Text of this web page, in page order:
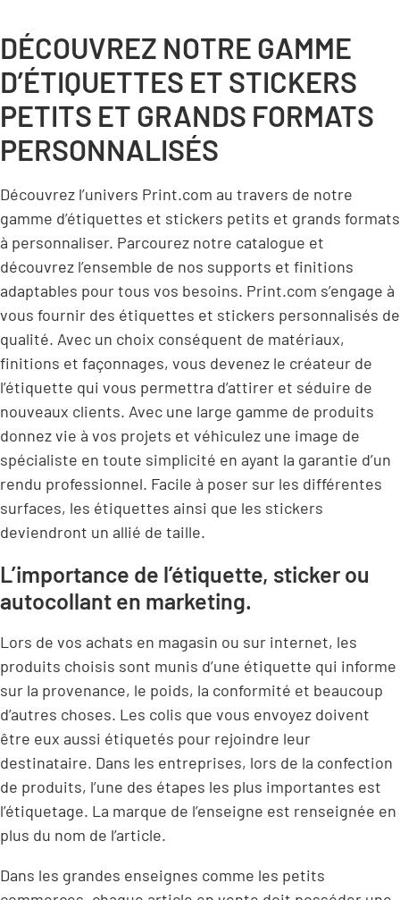
DÉCOUVREZ NOTRE GAMME
D’ÉTIQUETTES ET STICKERS
PETITS ET GRANDS FORMATS
PERSONNALISÉS
Découvrez l’univers Print.com au travers de notre
gamme d’étiquettes et stickers petits et grands formats
à personnaliser. Parcourez notre catalogue et
découvrez l’ensemble de nos supports et finitions
adaptables pour tous vos besoins. Print.com s’engage à
vous fournir des étiquettes et stickers personnalisés de
qualité. Avec un choix conséquent de matériaux,
finitions et façonnages, vous devenez le créateur de
l’étiquette qui vous permettra d’attirer et séduire de
nouveaux clients. Avec une large gamme de produits
donnez vie à vos projets et véhiculez une image de
spécialiste en toute simplicité en ayant la garantie d’un
rendu professionnel. Facile à poser sur les différentes
surfaces, les étiquettes ainsi que les stickers
deviendront un allié de taille.
L’importance de l’étiquette, sticker ou
autocollant en marketing.
Lors de vos achats en magasin ou sur internet, les
produits choisis sont munis d’une étiquette qui informe
sur la provenance, le poids, la conformité et beaucoup
d’autres choses. Les colis que vous envoyez doivent
être eux aussi étiquetés pour rejoindre leur
destinataire. Dans les entreprises, lors de la confection
de produits, l’une des étapes les plus importantes est
l’étiquetage. La marque de l’enseigne est renseignée en
plus du nom de l’article.
Dans les grandes enseignes comme les petits